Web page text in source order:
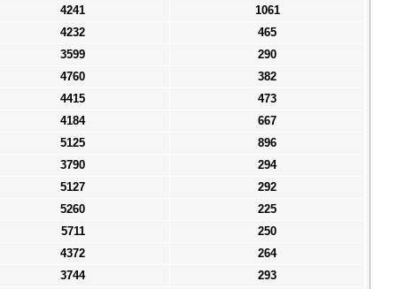
4241
1061
4232
465
3599
290
4760
382
4415
473
4184
667
5125
896
3790
294
5127
292
5260
225
5711
250
4372
264
3744
293